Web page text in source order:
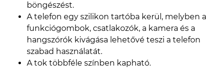
böngészést.
A telefon egy szilikon tartóba kerül, melyben a
funkciógombok, csatlakozók, a kamera és a
hangszórók kivágása lehetővé teszi a telefon
szabad használatát.
A tok többféle színben kapható.